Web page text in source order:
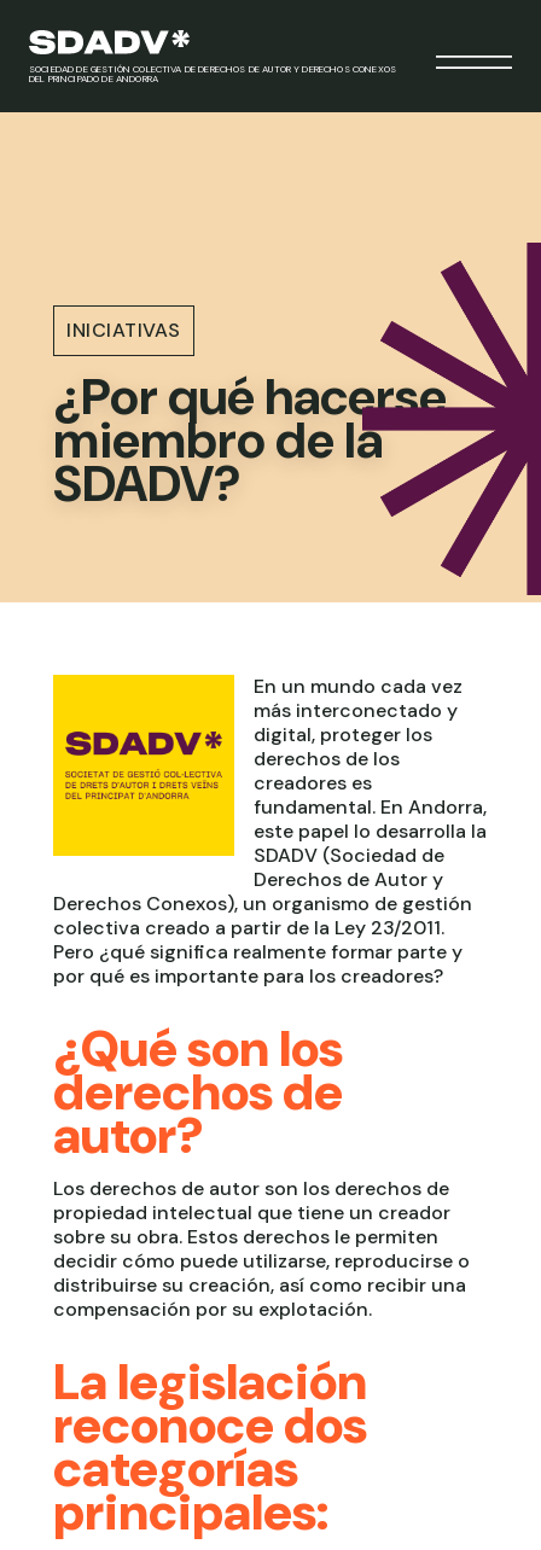
SOCIEDAD DE GESTIÓN COLECTIVA DE DERECHOS DE AUTOR Y DERECHOS CONEXOS
DEL PRINCIPADO DE ANDORRA
INICIATIVAS
¿Por qué hacerse
miembro de la
SDADV?
En un mundo cada vez
más interconectado y
digital, proteger los
derechos de los
creadores es
fundamental. En Andorra,
este papel lo desarrolla la
SDADV (Sociedad de
Derechos de Autor y
Derechos Conexos), un organismo de gestión
colectiva creado a partir de la Ley 23/2011.
Pero ¿qué significa realmente formar parte y
por qué es importante para los creadores?
¿Qué son los
derechos de
autor?
Los derechos de autor son los derechos de
propiedad intelectual que tiene un creador
sobre su obra. Estos derechos le permiten
decidir cómo puede utilizarse, reproducirse o
distribuirse su creación, así como recibir una
compensación por su explotación.
La legislación
reconoce dos
categorías
principales: